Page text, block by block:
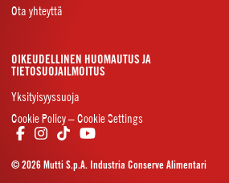
Ota yhteyttä
OIKEUDELLINEN HUOMAUTUS JA
TIETOSUOJAILMOITUS
Yksityisyyssuoja
Cookie Policy – Cookie Settings
© 2026 Mutti S.p.A. Industria Conserve Alimentari